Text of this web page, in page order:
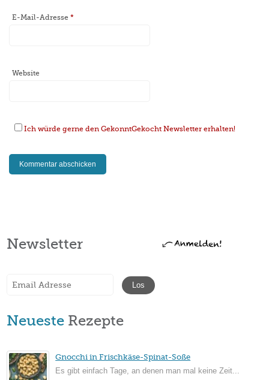
E-Mail-Adresse*
Website
Ich würde gerne den GekonntGekocht Newsletter erhalten!
Newsletter
Neueste Rezepte
Gnocchi in Frischkäse-Spinat-Soße
Es gibt einfach Tage, an denen man mal keine Zeit...